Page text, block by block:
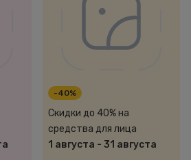
-40%
Скидки до 40% на
средства для лица
1 августа - 31 августа